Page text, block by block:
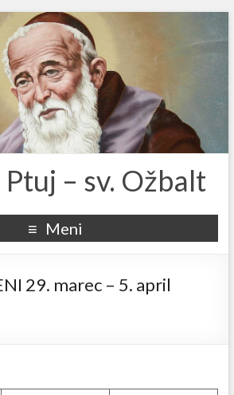
– sv. Ožbalt
Meni
29. marec – 5. april